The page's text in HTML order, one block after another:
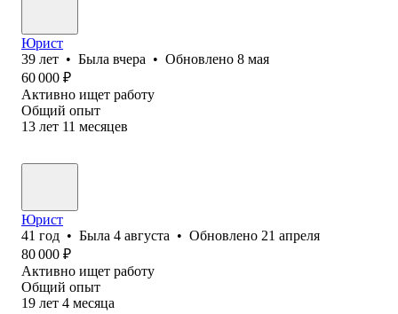
Юрист
39 лет • Была вчера • Обновлено 8 мая
60 000 ₽
Активно ищет работу
Общий опыт
13 лет 11 месяцев
Юрист
41 год • Была 4 августа • Обновлено 21 апреля
80 000 ₽
Активно ищет работу
Общий опыт
19 лет 4 месяца